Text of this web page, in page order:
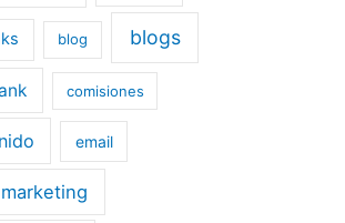
blog blogs
comisiones
email